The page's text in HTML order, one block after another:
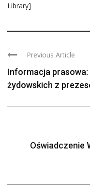
Library]
Previous Article
Informacja
żydowskich z
Oświadczenie